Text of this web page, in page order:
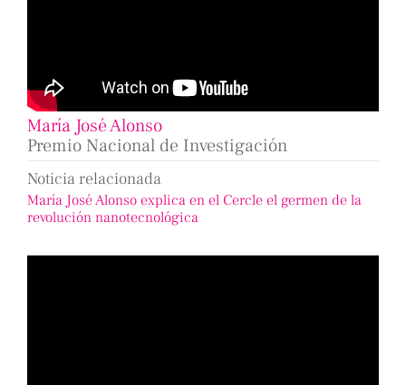
María José Alonso
Premio Nacional de Investigación
Noticia relacionada
María José Alonso explica en el Cercle el germen de la
revolución nanotecnológica